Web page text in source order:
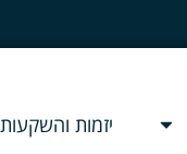
יזמות והשקעות